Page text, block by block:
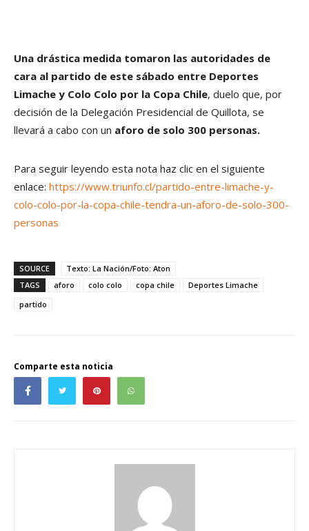
Una drástica medida tomaron las autoridades de
cara al partido de este sábado entre Deportes
Limache y Colo Colo por la Copa Chile, duelo que, por
decisión de la Delegación Presidencial de Quillota, se
llevará a cabo con un aforo de solo 300 personas.
Para seguir leyendo esta nota haz clic en el siguiente
enlace: https://www.triunfo.cl/partido-entre-limache-y-
colo-colo-por-la-copa-chile-tendra-un-aforo-de-solo-300-
personas
SOURCE
Texto: La Nación/Foto: Aton
TAGS
aforo colo colo copa chile
Deportes Limache
partido
Comparte esta noticia